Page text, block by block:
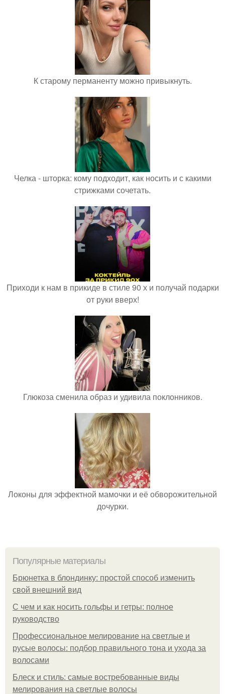
К старому перманенту можно привыкнуть.
Челка - шторка: кому подходит, как носить и с какими
стрижками сочетать.
Приходи к нам в прикиде в стиле 90 х и получай подарки
от руки вверх!
Глюкоза сменила образ и удивила поклонников.
Локоны для эффектной мамочки и её обворожительной
дочурки.
Популярные материалы
Брюнетка в блондинку: простой способ изменить
свой внешний вид
С чем и как носить гольфы и гетры: полное
руководство
Профессиональное мелирование на светлые и
русые волосы: подбор правильного тона и ухода за
волосами
Блеск и стиль: самые востребованные виды
мелирования на светлые волосы